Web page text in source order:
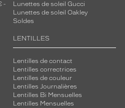
-
Lunettes de soleil Gucci
Lunettes de soleil Oakley
Soldes
LENTILLES
Lentilles de contact
Lentilles correctrices
Lentilles de couleur
Lentilles Journalières
Lentilles Bi Mensuelles
Lentilles Mensuelles